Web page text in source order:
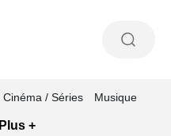
Cinéma / Séries Musique
Plus +